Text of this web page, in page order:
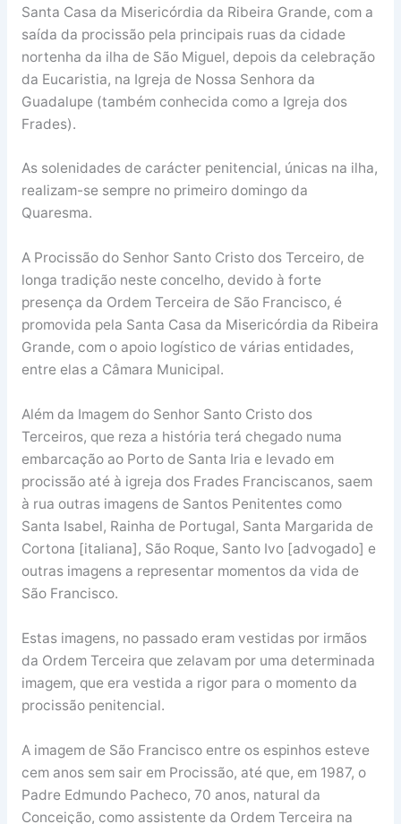
Santa Casa da Misericórdia da Ribeira Grande, com a
saída da procissão pela principais ruas da cidade
nortenha da ilha de São Miguel, depois da celebração
da Eucaristia, na Igreja de Nossa Senhora da
Guadalupe (também conhecida como a Igreja dos
Frades).
As solenidades de carácter penitencial, únicas na ilha,
realizam-se sempre no primeiro domingo da
Quaresma.
A Procissão do Senhor Santo Cristo dos Terceiro, de
longa tradição neste concelho, devido à forte
presença da Ordem Terceira de São Francisco, é
promovida pela Santa Casa da Misericórdia da Ribeira
Grande, com o apoio logístico de várias entidades,
entre elas a Câmara Municipal.
Além da Imagem do Senhor Santo Cristo dos
Terceiros, que reza a história terá chegado numa
embarcação ao Porto de Santa Iria e levado em
procissão até à igreja dos Frades Franciscanos, saem
à rua outras imagens de Santos Penitentes como
Santa Isabel, Rainha de Portugal, Santa Margarida de
Cortona [italiana], São Roque, Santo Ivo [advogado] e
outras imagens a representar momentos da vida de
São Francisco.
Estas imagens, no passado eram vestidas por irmãos
da Ordem Terceira que zelavam por uma determinada
imagem, que era vestida a rigor para o momento da
procissão penitencial.
A imagem de São Francisco entre os espinhos esteve
cem anos sem sair em Procissão, até que, em 1987, o
Padre Edmundo Pacheco, 70 anos, natural da
Conceição, como assistente da Ordem Terceira na